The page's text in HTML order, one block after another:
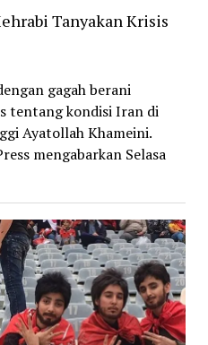
Tanyakan Krisis
gagah berani
tentang kondisi Iran di
Ayatollah Khameini.
mengabarkan Selasa